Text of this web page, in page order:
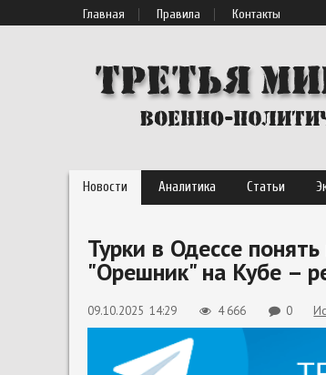
Главная Правила Контакты
Новости Аналитика Статьи
Турки в Одессе
"Орешник" на Кубе –
09.10.2025 14:29 4 666 0